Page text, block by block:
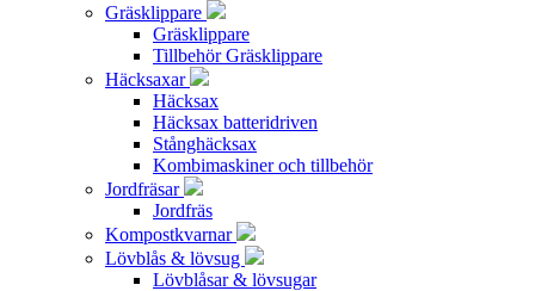
Gräsklippare
Gräsklippare
Tillbehör Gräsklippare
Häcksaxar
Häcksax
Häcksax batteridriven
Stånghäcksax
Kombimaskiner och tillbehör
Jordfräsar
Jordfräs
Kompostkvarnar
Lövblås & lövsug
Lövblåsar & lövsugar